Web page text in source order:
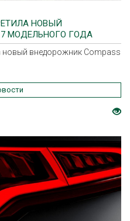
НОВЫЙ
МОДЕЛЬНОГО ГОДА
новый внедорожник Compass